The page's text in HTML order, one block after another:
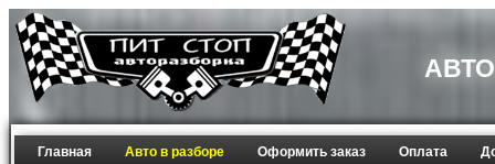
Главная Авто в разборе Оформить заказ Оплата